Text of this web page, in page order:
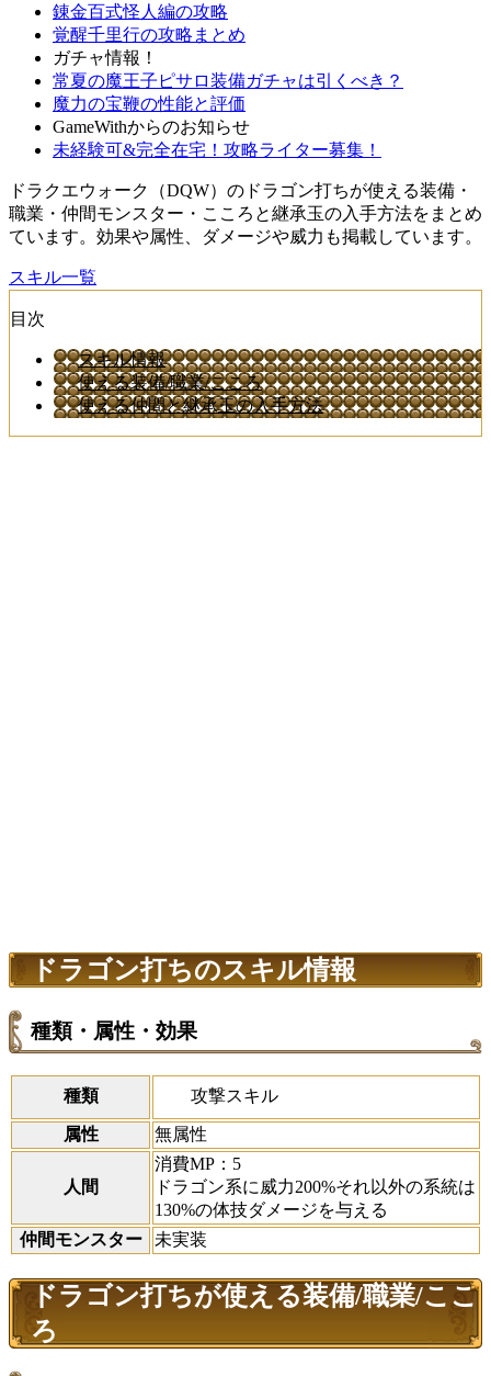
錬金百式怪人編の攻略
覚醒千里行の攻略まとめ
ガチャ情報！
常夏の魔王子ピサロ装備ガチャは引くべき？
魔力の宝鞭の性能と評価
GameWithからのお知らせ
未経験可&完全在宅！攻略ライター募集！
ドラクエウォーク（DQW）のドラゴン打ちが使える装備・
職業・仲間モンスター・こころと継承玉の入手方法をまとめ
ています。効果や属性、ダメージや威力も掲載しています。
スキル一覧
目次
スキル情報
使える装備/職業/こころ
使える仲間と継承玉の入手方法
ドラゴン打ちのスキル情報
種類・属性・効果
種類 攻撃スキル
属性 無属性
人間
消費MP：5
ドラゴン系に威力200%それ以外の系統は
130%の体技ダメージを与える
仲間モンスター
未実装
ドラゴン打ちが使える装備/職業/ここ
ろ